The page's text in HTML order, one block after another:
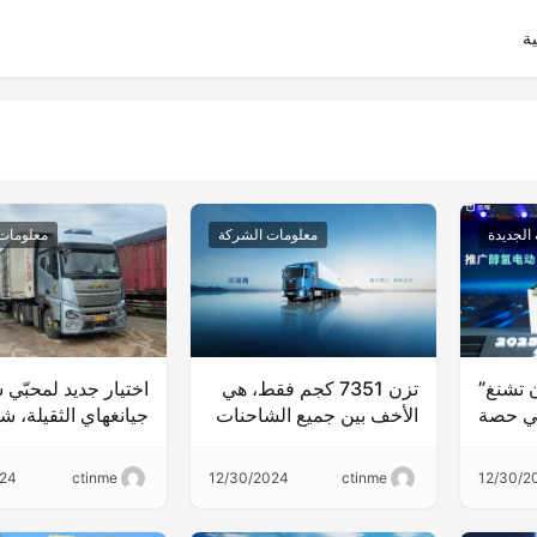
تشنغ”
حصة
12/30/
معلومات الشركة
تزن 7351 كجم فقط، هي
الأخف بين جميع الشاحنات
جالاكسي 5: تجسيد تام
لتقنيات التخفيض في
ctinme
12/30/2024
اختيار جديد
جيانغهاي الثقيلة،
تدعم طريق نجاح
البري لمالك
ctinme